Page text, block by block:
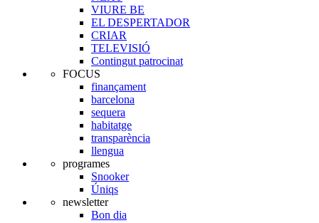
VIURE BE
EL DESPERTADOR
CRIAR
TELEVISIÓ
Contingut patrocinat
FOCUS
finançament
barcelona
sequera
habitatge
transparència
llengua
programes
Snooker
Úniqs
newsletter
Bon dia